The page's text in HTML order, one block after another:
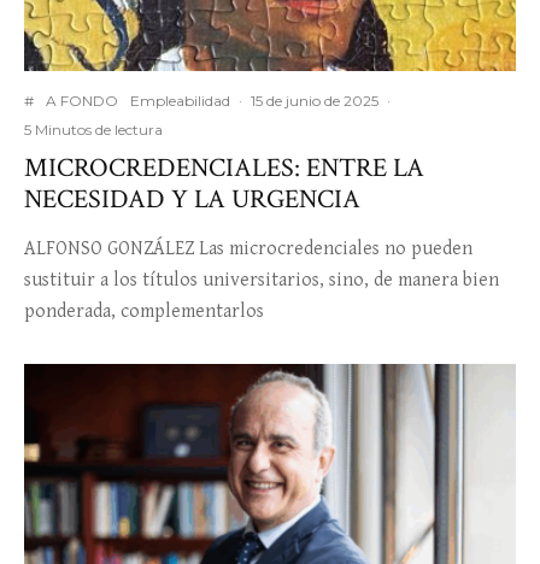
# A FONDO Empleabilidad · 15 de junio de 2025 ·
5 Minutos de lectura
MICROCREDENCIALES: ENTRE LA
NECESIDAD Y LA URGENCIA
ALFONSO GONZÁLEZ Las microcredenciales no pueden
sustituir a los títulos universitarios, sino, de manera bien
ponderada, complementarlos